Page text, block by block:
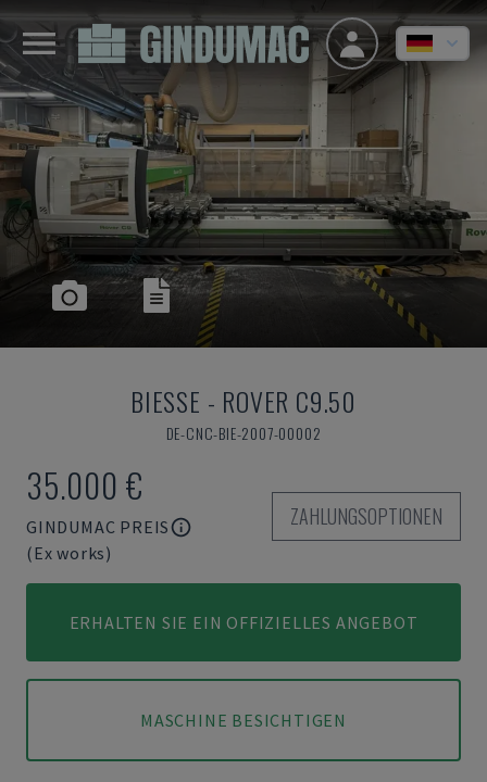
BIESSE - ROVER C9.50
DE-CNC-BIE-2007-00002
35.000 €
GINDUMAC PREIS
(Ex works)
ZAHLUNGSOPTIONEN
ERHALTEN SIE EIN OFFIZIELLES ANGEBOT
MASCHINE BESICHTIGEN